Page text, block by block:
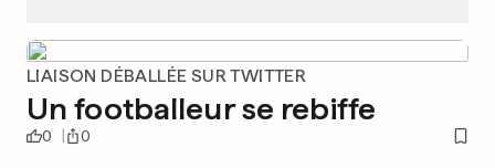
LIAISON DÉBALLÉE SUR TWITTER
Un footballeur se rebiffe
0 0